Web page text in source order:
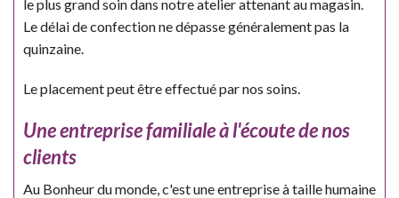
le plus grand soin dans notre atelier attenant au magasin.
Le délai de confection ne dépasse généralement pas la
quinzaine.
Le placement peut être effectué par nos soins.
Une entreprise familiale à l'écoute de nos
clients
Au Bonheur du monde, c'est une entreprise à taille humaine